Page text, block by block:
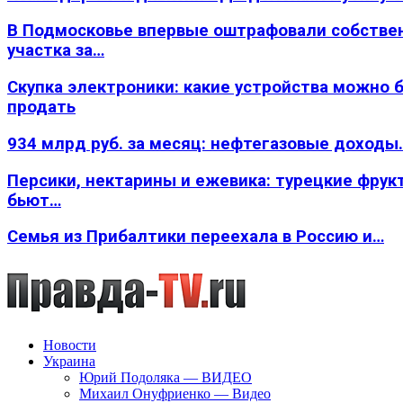
В Подмосковье впервые оштрафовали
участка за…
Скупка электроники: какие устройства можно
продать
934 млрд руб. за месяц: нефтегазовые
Персики, нектарины и ежевика: турецкие
бьют…
Семья из Прибалтики переехала в Россию и…
Новости
Украина
Юрий Подоляка — ВИДЕО
Михаил Онуфриенко — Видео